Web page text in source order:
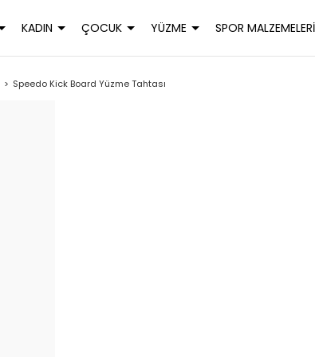
KADIN ÇOCUK YÜZME SPOR MALZEMELERİ
Speedo Kick Board Yüzme Tahtası